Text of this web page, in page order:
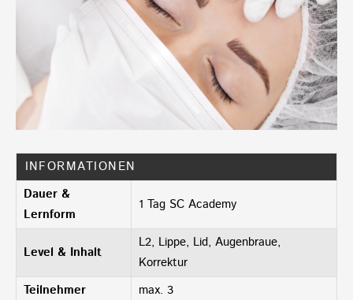
INFORMATIONEN
Dauer &
Lernform
1 Tag SC Academy
Level & Inhalt
L2, Lippe, Lid, Augenbraue,
Korrektur
Teilnehmer
max. 3 ​